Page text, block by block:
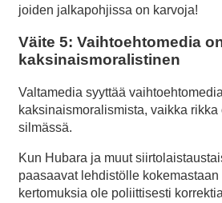
joiden jalkapohjissa on karvoja!
Väite 5: Vaihtoehtomedia
kaksinaismoralistinen
Valtamedia syyttää
kaksinaismoralismista, vaikka
silmässä.
Kun Hubara ja muut
paasaavat lehdistölle kokemastaan
kertomuksia ole poliittisesti